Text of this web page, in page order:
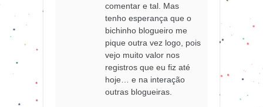
comentar e tal. Mas
tenho esperança que o
bichinho blogueiro me
pique outra vez logo, pois
vejo muito valor nos
registros que eu fiz até
hoje… e na interação
outras blogueiras.